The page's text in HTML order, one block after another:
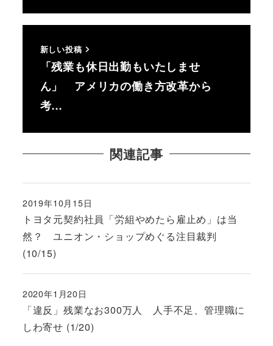
新しい投稿
「残業も休日出勤もいたしませ
ん」 アメリカの働き方改革から
考…
関連記事
トヨタ元契約社員「労組やめたら雇止め」は当
然？ ユニオン・ショップめぐる注目裁判
(10/15)
投稿日
2019年10月15日
「違反」残業なお300万人 人手不足、管理職に
しわ寄せ (1/20)
投稿日
2020年1月20日